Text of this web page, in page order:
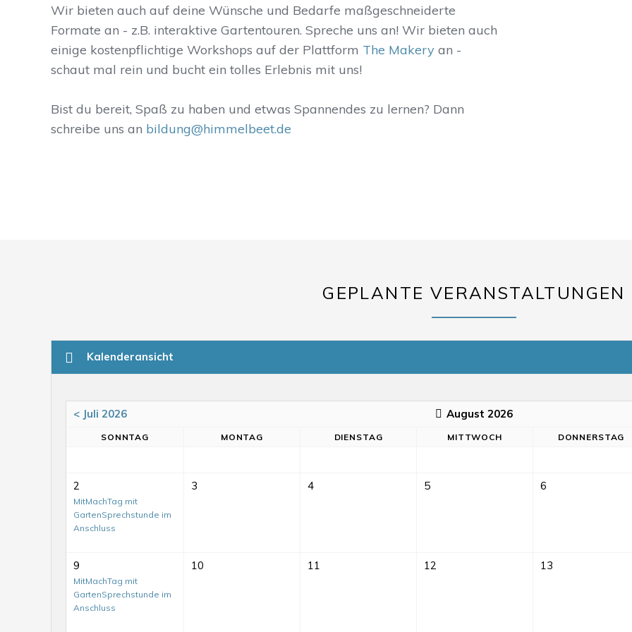
Wir bieten auch auf deine Wünsche und Bedarfe maßgeschneiderte
Formate an - z.B. interaktive Gartentouren. Spreche uns an! Wir bieten auch
einige kostenpflichtige Workshops auf der Plattform The Makery an -
schaut mal rein und bucht ein tolles Erlebnis mit uns!
Bist du bereit, Spaß zu haben und etwas Spannendes zu lernen? Dann
schreibe uns an bildung@himmelbeet.de
GEPLANTE VERANSTALTUNGEN
Kalenderansicht
< Juli 2026 August 2026
SO NNTAG MO NTAG DIENSTAG MITTWOCH DONNERSTAG
2
MitMachTag mit
GartenSprechstunde im
Anschluss
3 4 5 6
9
MitMachTag mit
GartenSprechstunde im
Anschluss
10 11 12 13